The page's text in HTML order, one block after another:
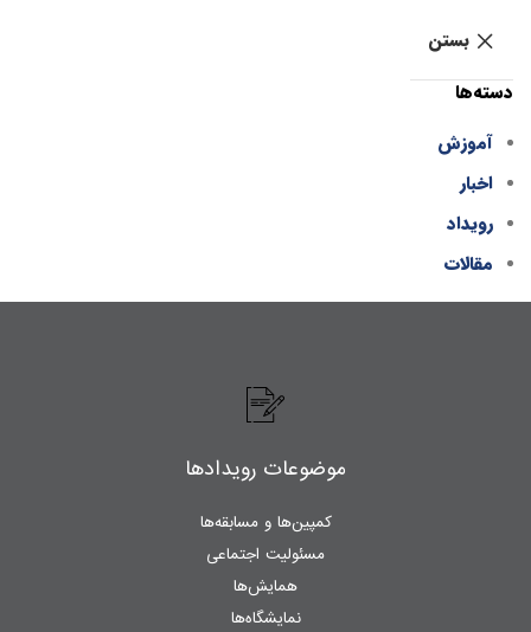
بستن
دسته‌ها
آموزش
اخبار
رویداد
مقالات
موضوعات رویدادها
کمپین‌ها و مسابقه‌ها
مسئولیت اجتماعی
همایش‌ها
نمایشگاه‌ها